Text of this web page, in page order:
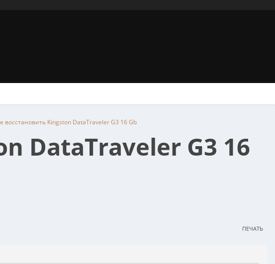
восстановить Kingston DataTraveler G3 16 Gb
DataTraveler G3 16
ПЕЧАТЬ